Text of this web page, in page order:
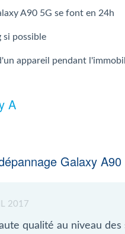
A90 5G se font en 24h
si possible
appareil pendant
A
Galaxy A90
2017
qualité au niveau